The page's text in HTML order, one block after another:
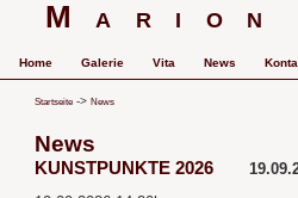
Home Galerie Vita News
Startseite ->News
News
KUNSTPUNKTE 2026